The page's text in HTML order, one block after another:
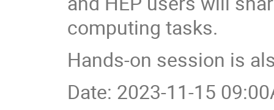
computing tasks.
Hands-on session is
Date: 2023-11-15